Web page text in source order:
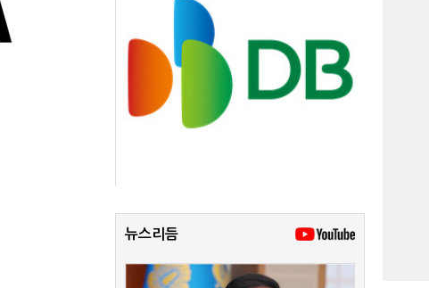
뉴스리듬